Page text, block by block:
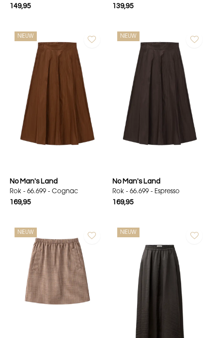
149,95 139,95
NIEUW
No Man's Land
Rok - 66.699 - Cognac
169,95
NIEUW
No Man's Land
Rok - 66.699 - Espresso
169,95
NIEUW NIEUW